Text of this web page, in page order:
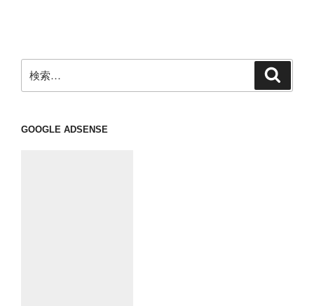
ン
索:
GOOGLE ADSENSE